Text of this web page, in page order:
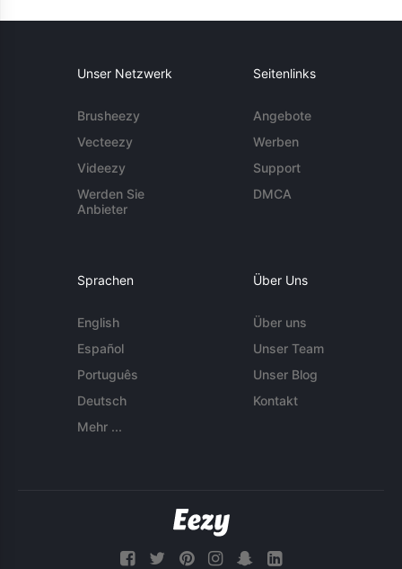
Unser Netzwerk
Brusheezy
Vecteezy
Videezy
Werden Sie
Anbieter
Seitenlinks
Angebote
Werben
Support
DMCA
Sprachen
English
Español
Português
Deutsch
Mehr ...
Über Uns
Über uns
Unser Team
Unser Blog
Kontakt